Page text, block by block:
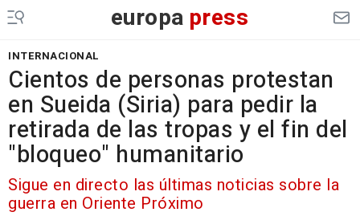
europa press
INTERNACIONAL
Cientos de personas protestan
en Sueida (Siria) para pedir la
retirada de las tropas y el fin del
"bloqueo" humanitario
Sigue en directo las últimas noticias sobre la
guerra en Oriente Próximo